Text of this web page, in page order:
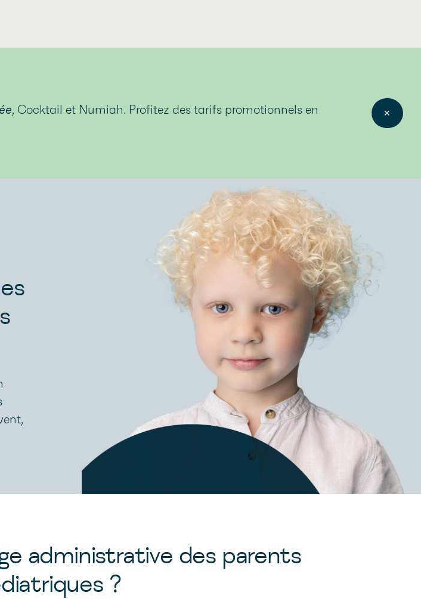
, Cocktail et Numiah. Profitez des tarifs promotionnels en
✕
administrative des parents
?